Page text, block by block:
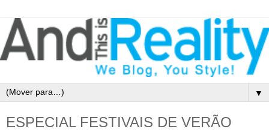
▼
ESPECIAL FESTIVAIS DE VERÃO